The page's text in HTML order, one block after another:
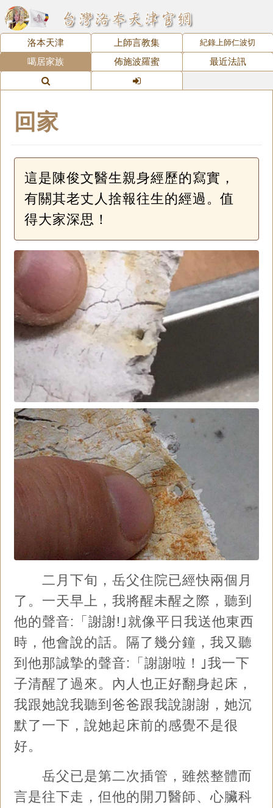
洛本天津 上師言教集 紀錄上師仁波切
噶居家族 佈施波羅蜜 最近法訊
回家
這是陳俊文醫生親身經歷的寫實，
有關其老丈人捨報往生的經過。值
得大家深思！
二月下旬，岳父住院已經快兩個月
了。一天早上，我將醒未醒之際，聽到
他的聲音:「謝謝!｣就像平日我送他東西
時，他會說的話。隔了幾分鐘，我又聽
到他那誠摯的聲音:「謝謝啦！｣我一下
子清醒了過來。內人也正好翻身起床，
我跟她說我聽到爸爸跟我說謝謝，她沉
默了一下，說她起床前的感覺不是很
好。
岳父已是第二次插管，雖然整體而
言是往下走，但他的開刀醫師、心臟科